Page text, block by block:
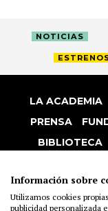
Información sobre
Utilizamos cookies
publicidad personalizada
NOTICIAS
LA ACADEMIA
PRENSA
BIBLIOTECA